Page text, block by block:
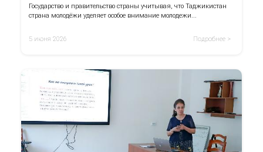
Государство и правительство страны учитывая, что Таджикистан
страна молодёжи уделяет особое внимание молодежи...
5 июня 2026 Подробнее >